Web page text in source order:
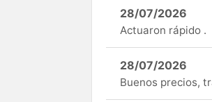
28/07/2026
Actuaron rápido .
28/07/2026
Buenos precios,